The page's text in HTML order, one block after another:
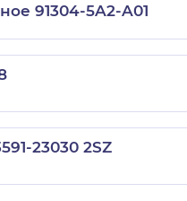
91304-5A2-A01
23030 2SZ